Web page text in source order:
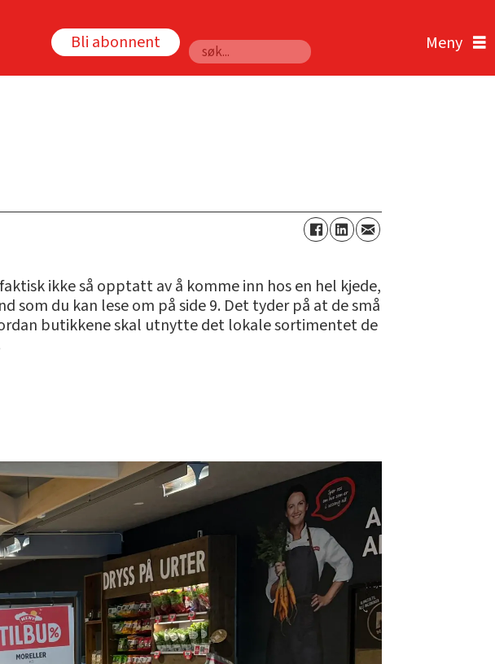
Bli abonnent
Søk
ikke så opptatt av å komme inn hos en hel kjede,
som du kan lese om på side 9. Det tyder på at de små
butikkene skal utnytte det lokale sortimentet de